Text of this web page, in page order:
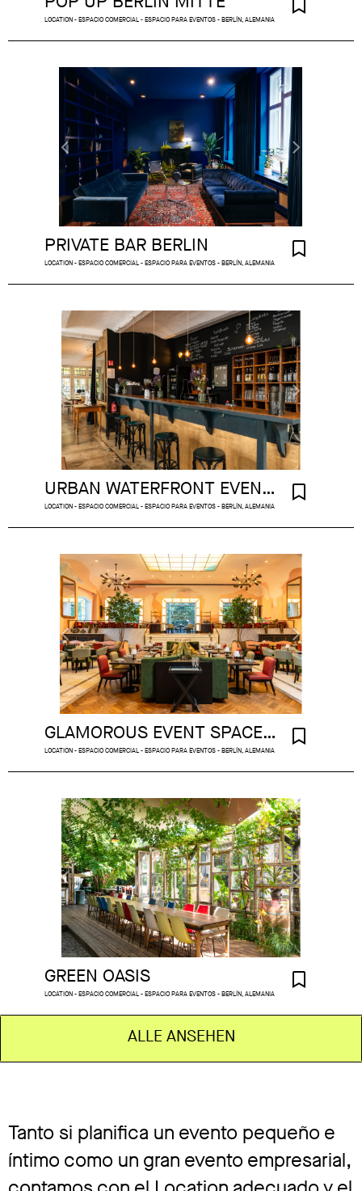
LOCATION - ESPACIO COMERCIAL - ESPACIO PARA EVENTOS - BERLÍN, ALEMANIA
PRIVATE BAR BERLIN
LOCATION - ESPACIO COMERCIAL - ESPACIO PARA EVENTOS - BERLÍN, ALEMANIA
URBAN WATERFRONT EVENT SPACE
LOCATION - ESPACIO COMERCIAL - ESPACIO PARA EVENTOS - BERLÍN, ALEMANIA
GLAMOROUS EVENT SPACE MITTE
LOCATION - ESPACIO COMERCIAL - ESPACIO PARA EVENTOS - BERLÍN, ALEMANIA
GREEN OASIS
LOCATION - ESPACIO COMERCIAL - ESPACIO PARA EVENTOS - BERLÍN, ALEMANIA
ALLE ANSEHEN
Tanto si planifica un evento pequeño e
íntimo como un gran evento empresarial,